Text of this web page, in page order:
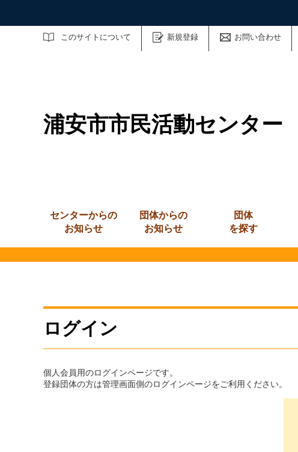
このサイトについて 新規登録 お問い合わせ
サイト内検索
浦安市市民活動センター
センターからの
お知らせ
団体からの
お知らせ
団体
を探す
ログイン
個人会員用のログインページです。
登録団体の方は管理画面側のログインページをご利用ください。